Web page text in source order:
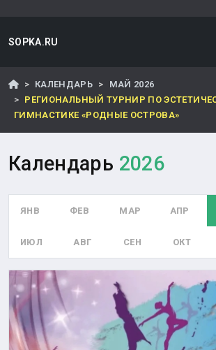
SOPKA.RU
КАЛЕНДАРЬ
МАЙ 2026
РЕГИОНАЛЬНЫЙ ТУРНИР ПО
ГИМНАСТИКЕ «РОДНЫЕ ОСТРОВА»
Календарь 2026
ЯНВ ФЕВ МАР АПР
ИЮЛ АВГ СЕН ОКТ